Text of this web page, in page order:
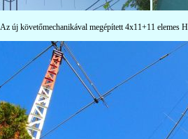
Az új követőmechanikával megépített 4x11+11 elemes